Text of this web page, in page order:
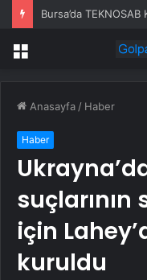
Menü
Anasayfa / Haber
Haber
suçlarının
için
kuruldu